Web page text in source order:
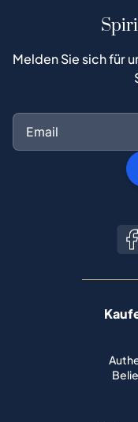
Melden Sie sich für